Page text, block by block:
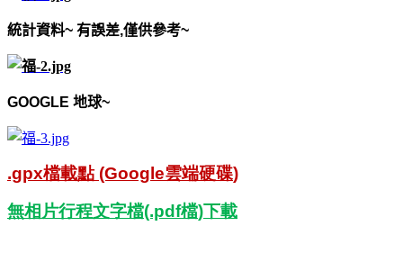
統計資料~ 有誤差,僅供參考~
GOOGLE 地球~
.gpx檔載點(Google雲端硬碟)
無相片行程文字檔(.pdf檔)下載